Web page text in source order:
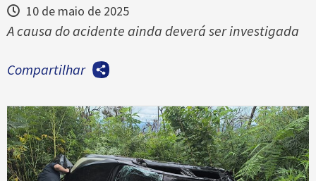
10 de maio de 2025
A causa do acidente ainda deverá ser investigada
Compartilhar